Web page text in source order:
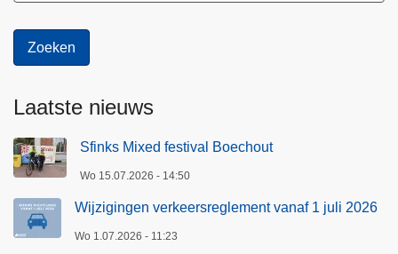
Laatste nieuws
Sfinks Mixed festival Boechout
Wo 15.07.2026 - 14:50
Wijzigingen verkeersreglement vanaf 1 juli 2026
Wo 1.07.2026 - 11:23